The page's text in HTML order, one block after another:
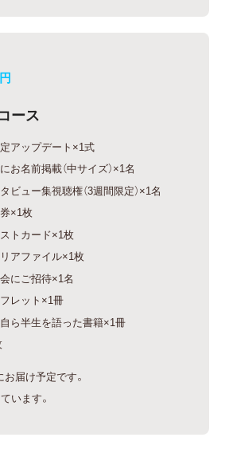
円
ース
アップデート×1式
お名前掲載（中サイズ）×1名
ビュー集視聴権（3週間限定）×1名
×1枚
トカード×1枚
アファイル×1枚
にご招待×1名
レット×1冊
ら半生を語った書籍×1冊
届け予定です。
います。